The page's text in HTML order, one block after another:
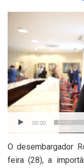
00:00
O desembargador
feira (28), a